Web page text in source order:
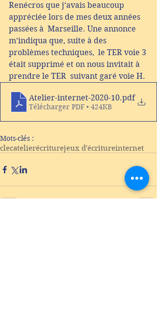
Renécros que j’avais beaucoup
appréciée lors de mes deux années
passées à  Marseille. Une annonce
m’indiqua que, suite à des
problèmes techniques,  le TER voie 3
était supprimé et on nous invitait à
prendre le TER  suivant garé voie H.
Atelier-internet-2020-10.pdf
Télécharger PDF • 424KB
Mots-clés :
clecatelierécriturejeux d'écritureinternet